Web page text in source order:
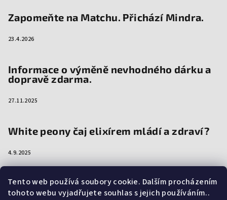
Tento web používá soubory cookie. Dalším procházením
tohoto webu vyjadřujete souhlas s jejich používáním..
Zapomeňte na Matchu. Přichází Mindra.
23.4.2026
Informace o výměně nevhodného dárku a
dopravě zdarma.
27.11.2025
White peony čaj elixírem mládí a zdraví?
4.9.2025